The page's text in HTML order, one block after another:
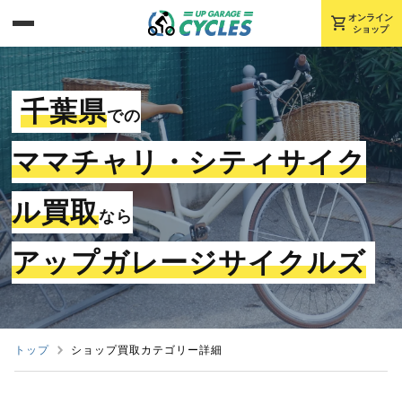
shopping_cart オンライン
ショップ
千葉県での
ママチャリ・シティサイク
ル買取なら
アップガレージサイクルズ
トップ ショップ買取カテゴリー詳細